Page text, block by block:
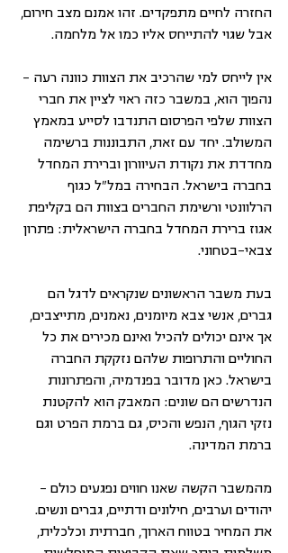
החזרה לחיים מתפקדים. זהו אמנם מצב חירום,
אבל שגוי להתייחס אליו כמו אל מלחמה.
אין לייחס למי שהרכיב את הצוות כוונה רעה -
נהפוך הוא, במשבר כזה ראוי לציין את חברי
הצוות שלפי הפרסום התנדבו לסייע במאמץ
המשולב. יחד עם זאת, התבוננות ברשימה
מחדדת את נקודת העיוורון וברירת המחדל
בחברה בישראל. הבחירה במל"ל כגוף
הרלוונטי ורשימת החברים בצוות הם בקליפת
אגוז ברירת המחדל בחברה הישראלית: פתרון
צבאי-בטחוני.
בעת משבר הראשונים שנקראים לדגל הם
גברים, אנשי צבא מיומנים, נאמנים, מתייצבים,
אך אינם יכולים להכיל ואינם מכירים את כל
החוליים והתרופות שלהם נזקקת החברה
בישראל. כאן מדובר בפנדמיה, והפתרונות
הנדרשים הם שונים: המאבק הוא להקטנת
נזקי הגוף, הנפש והכיס, גם ברמת הפרט וגם
ברמת המדינה.
מהמשבר הקשה שאנו חווים נפגעים כולם -
יהודים וערבים, חילונים ודתיים, גברים ונשים.
את המחיר בטווח הארוך, חברתית וכלכלית,